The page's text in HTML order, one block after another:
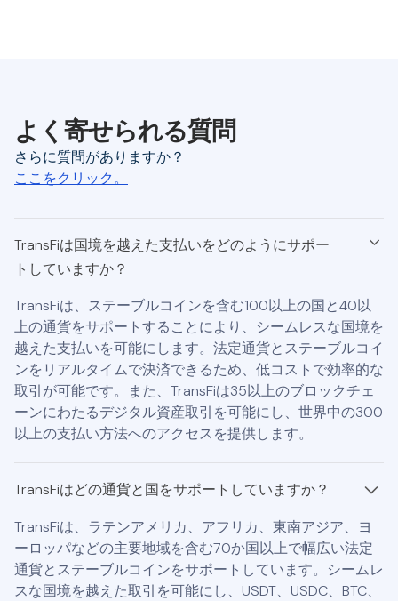
よく寄せられる質問
さらに質問がありますか？
ここをクリック。
TransFiは国境を越えた支払いをどのようにサポー
トしていますか？
TransFiは、ステーブルコインを含む100以上の国と40以
上の通貨をサポートすることにより、シームレスな国境を
越えた支払いを可能にします。法定通貨とステーブルコイ
ンをリアルタイムで決済できるため、低コストで効率的な
取引が可能です。また、TransFiは35以上のブロックチェ
ーンにわたるデジタル資産取引を可能にし、世界中の300
以上の支払い方法へのアクセスを提供します。
TransFiはどの通貨と国をサポートしていますか？
TransFiは、ラテンアメリカ、アフリカ、東南アジア、ヨ
ーロッパなどの主要地域を含む70か国以上で幅広い法定
通貨とステーブルコインをサポートしています。シームレ
スな国境を越えた取引を可能にし、USDT、USDC、BTC、